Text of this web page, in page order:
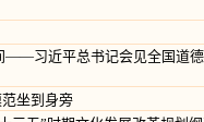
——习近平总书记会见全国道
坐到身旁